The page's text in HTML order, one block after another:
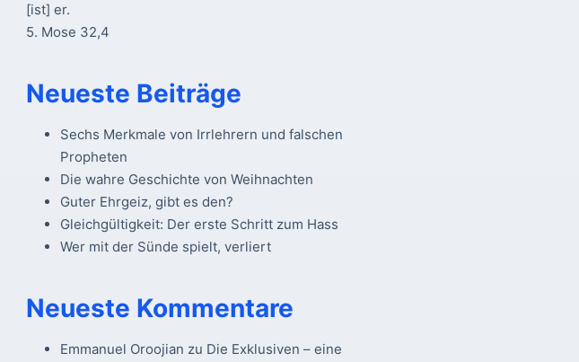
[ist] er.
5. Mose 32,4
Neueste Beiträge
Sechs Merkmale von Irrlehrern und falschen
Propheten
Die wahre Geschichte von Weihnachten
Guter Ehrgeiz, gibt es den?
Gleichgültigkeit: Der erste Schritt zum Hass
Wer mit der Sünde spielt, verliert
Neueste Kommentare
Emmanuel Oroojian zu Die Exklusiven – eine